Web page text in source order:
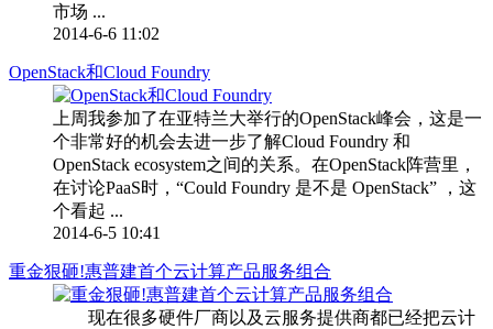
市场 ...
2014-6-6 11:02
OpenStack和Cloud Foundry
上周我参加了在亚特兰大举行的OpenStack峰会，这是一
个非常好的机会去进一步了解Cloud Foundry 和
OpenStack ecosystem之间的关系。在OpenStack阵营里，
在讨论PaaS时，“Could Foundry 是不是 OpenStack” ，这
个看起 ...
2014-6-5 10:41
重金狠砸!惠普建首个云计算产品服务组合
现在很多硬件厂商以及云服务提供商都已经把云计